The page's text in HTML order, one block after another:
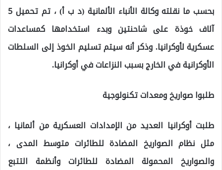
بحسب ما نقلته وكالة الأنباء الألمانية (د ب أ) ، تم تحميل 5
آلاف خوذة على شاحنتين وبدء استخدامها كمساعدات
عسكرية لأوكرانيا. وذكر أنه سيتم تسليم الخوذ إلى السلطات
الأوكرانية في الخارج بسبب النزاعات في أوكرانيا.
طلبوا صواريخ ومعدات تكنولوجية
طلبت أوكرانيا العديد من الإمدادات العسكرية من ألمانيا ،
مثل نظام الصواريخ المضادة للطائرات متوسط ​​المدى ،
والصواريخ المحمولة المضادة للطائرات وأنظمة التتبع